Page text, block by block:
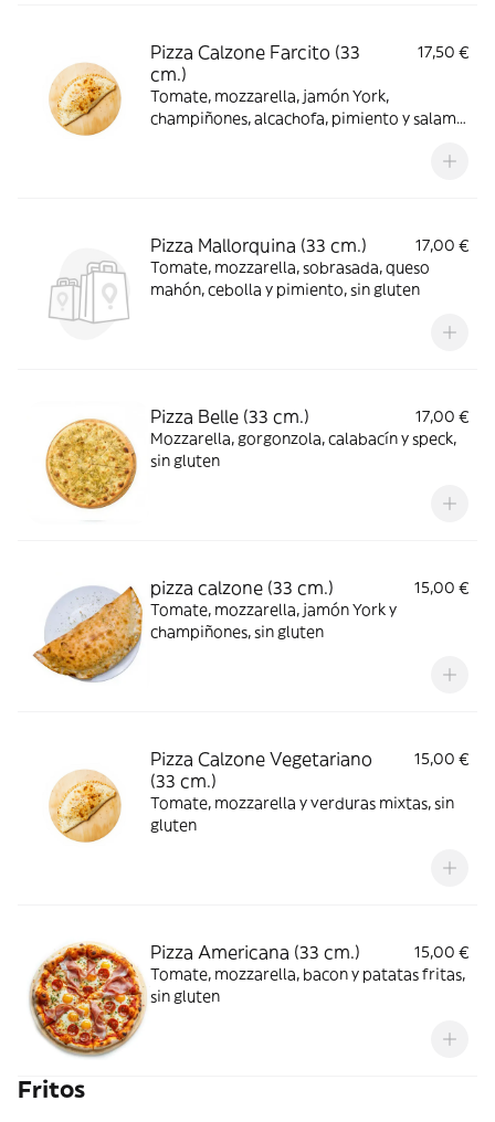
Pizza Calzone Farcito (33
cm.)
17,50 €
Tomate, mozzarella, jamón York,
champiñones, alcachofa, pimiento y salami
Pizza Mallorquina (33 cm.)
17,00 €
Tomate, mozzarella, sobrasada, queso
mahón, cebolla y pimiento, sin gluten
Pizza Belle (33 cm.)
17,00 €
Mozzarella, gorgonzola, calabacín y speck,
sin gluten
pizza calzone (33 cm.)
15,00 €
Tomate, mozzarella, jamón York y
champiñones, sin gluten
Pizza Calzone Vegetariano
(33 cm.)
15,00 €
Tomate, mozzarella y verduras mixtas, sin
gluten
Pizza Americana (33 cm.)
15,00 €
Tomate, mozzarella, bacon y patatas fritas,
sin gluten
Fritos